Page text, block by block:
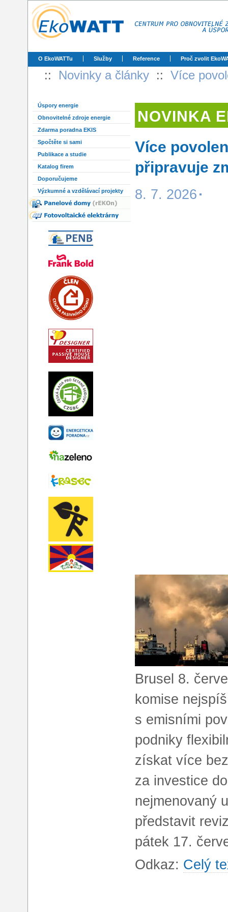
O EkoWATTu Služby Reference Proč zvolit
:: Novinky a články :: Více
Úspory energie
Obnovitelné zdroje energie
Zdarma poradna EKIS
Spočtěte si sami
Publikace a studie
Katalog firem
Doporučujeme
Výzkumné a vzdělávací projekty
NOVINKA
Více
připravuje
8. 7. 2026
Brusel 8.
komise
s emisními
podniky
získat více
za investice
nejmenovaný
představit
pátek 17.
Odkaz: Celý